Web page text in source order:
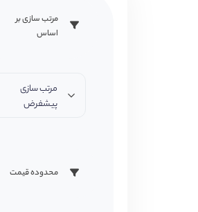
مرتب سازی بر
اساس
مرتب سازی
پیشفرض
محدوده قیمت